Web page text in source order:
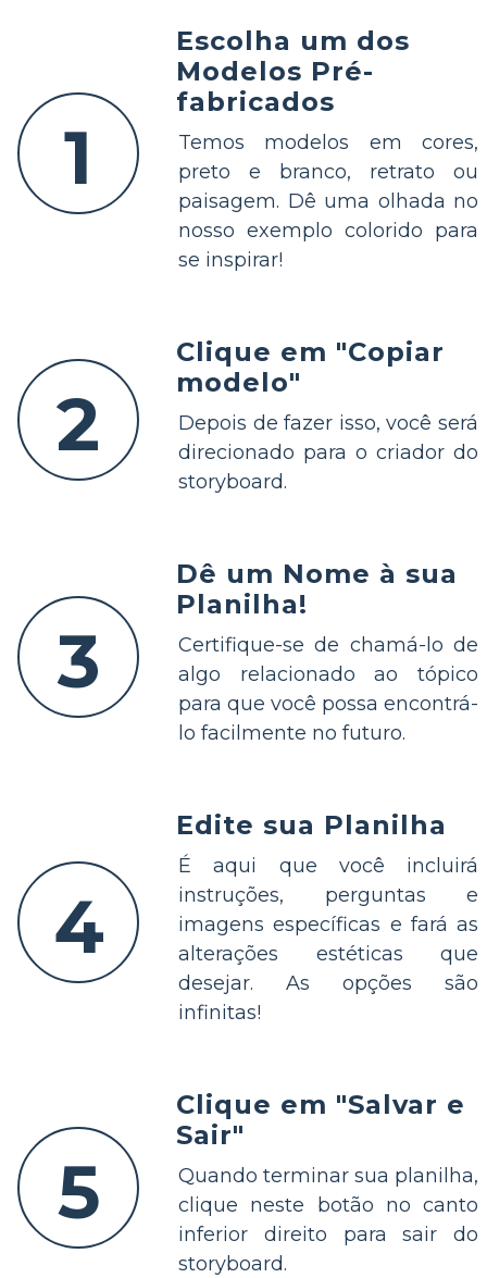
1
Escolha um dos
Modelos Pré-
fabricados
Temos modelos em cores,
preto e branco, retrato ou
paisagem. Dê uma olhada no
nosso exemplo colorido para
se inspirar!
2
Clique em "Copiar
modelo"
Depois de fazer isso, você será
direcionado para o criador do
storyboard.
3
Dê um Nome à sua
Planilha!
Certifique-se de chamá-lo de
algo relacionado ao tópico
para que você possa encontrá-
lo facilmente no futuro.
4
Edite sua Planilha
É aqui que você incluirá
instruções, perguntas e
imagens específicas e fará as
alterações estéticas que
desejar. As opções são
infinitas!
5
Clique em "Salvar e
Sair"
Quando terminar sua planilha,
clique neste botão no canto
inferior direito para sair do
storyboard.